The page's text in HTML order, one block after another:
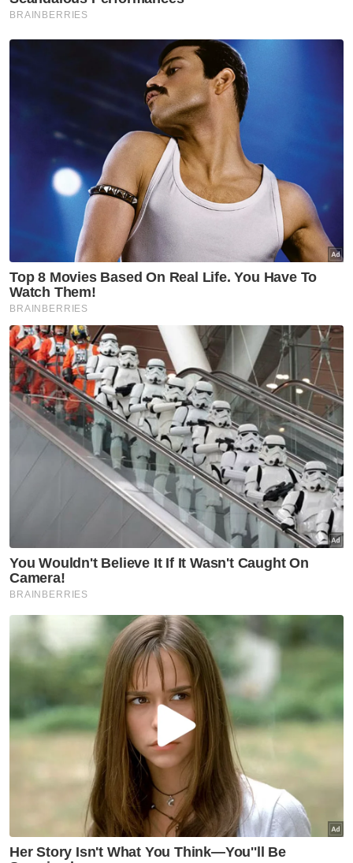
dalam campuran santan. (Pada peringkat ini,
jangan naikkan api, tetapi kekalkan pada api
6. Setelah campuran digaul rata, alihkan
periuk bertelinga daripada api. Masukkan
Pemanis Kalori Rendah Pal Sweet. Gaul
hingga sebati.
7. Cedok campuran puding kelapa ke dalam
acuan individu. Biarkan sejuk selama 3 hingga
8. Ketepikan agar puding kelapa menjadi
keras sebelum disimpan ke dalam peti sejuk
untuk disejukkan sepenuhnya.
9. Untuk menyediakan sos mangga,
gabungkan air dan mangga yang telah
dipotong dadu dalam periuk bertelinga.
10. Panaskan di bawah api sederhana rendah.
Gaul hingga campuran mula mendidih.
Rintikkan campuran tepung jagung secara
perlahan-lahan. Padamkan api, masukkan
Pemanis Kalori Rendah Pal Sweet dan gaul
11. Keluarkan puding dan rintikkan sos
mangga ke atas puding.
Sumber: www.ajinomoto.com.my
Muat turun aplikasi Sinar Harian.Klik di sini!
Femina
Jom Masuk Dapur